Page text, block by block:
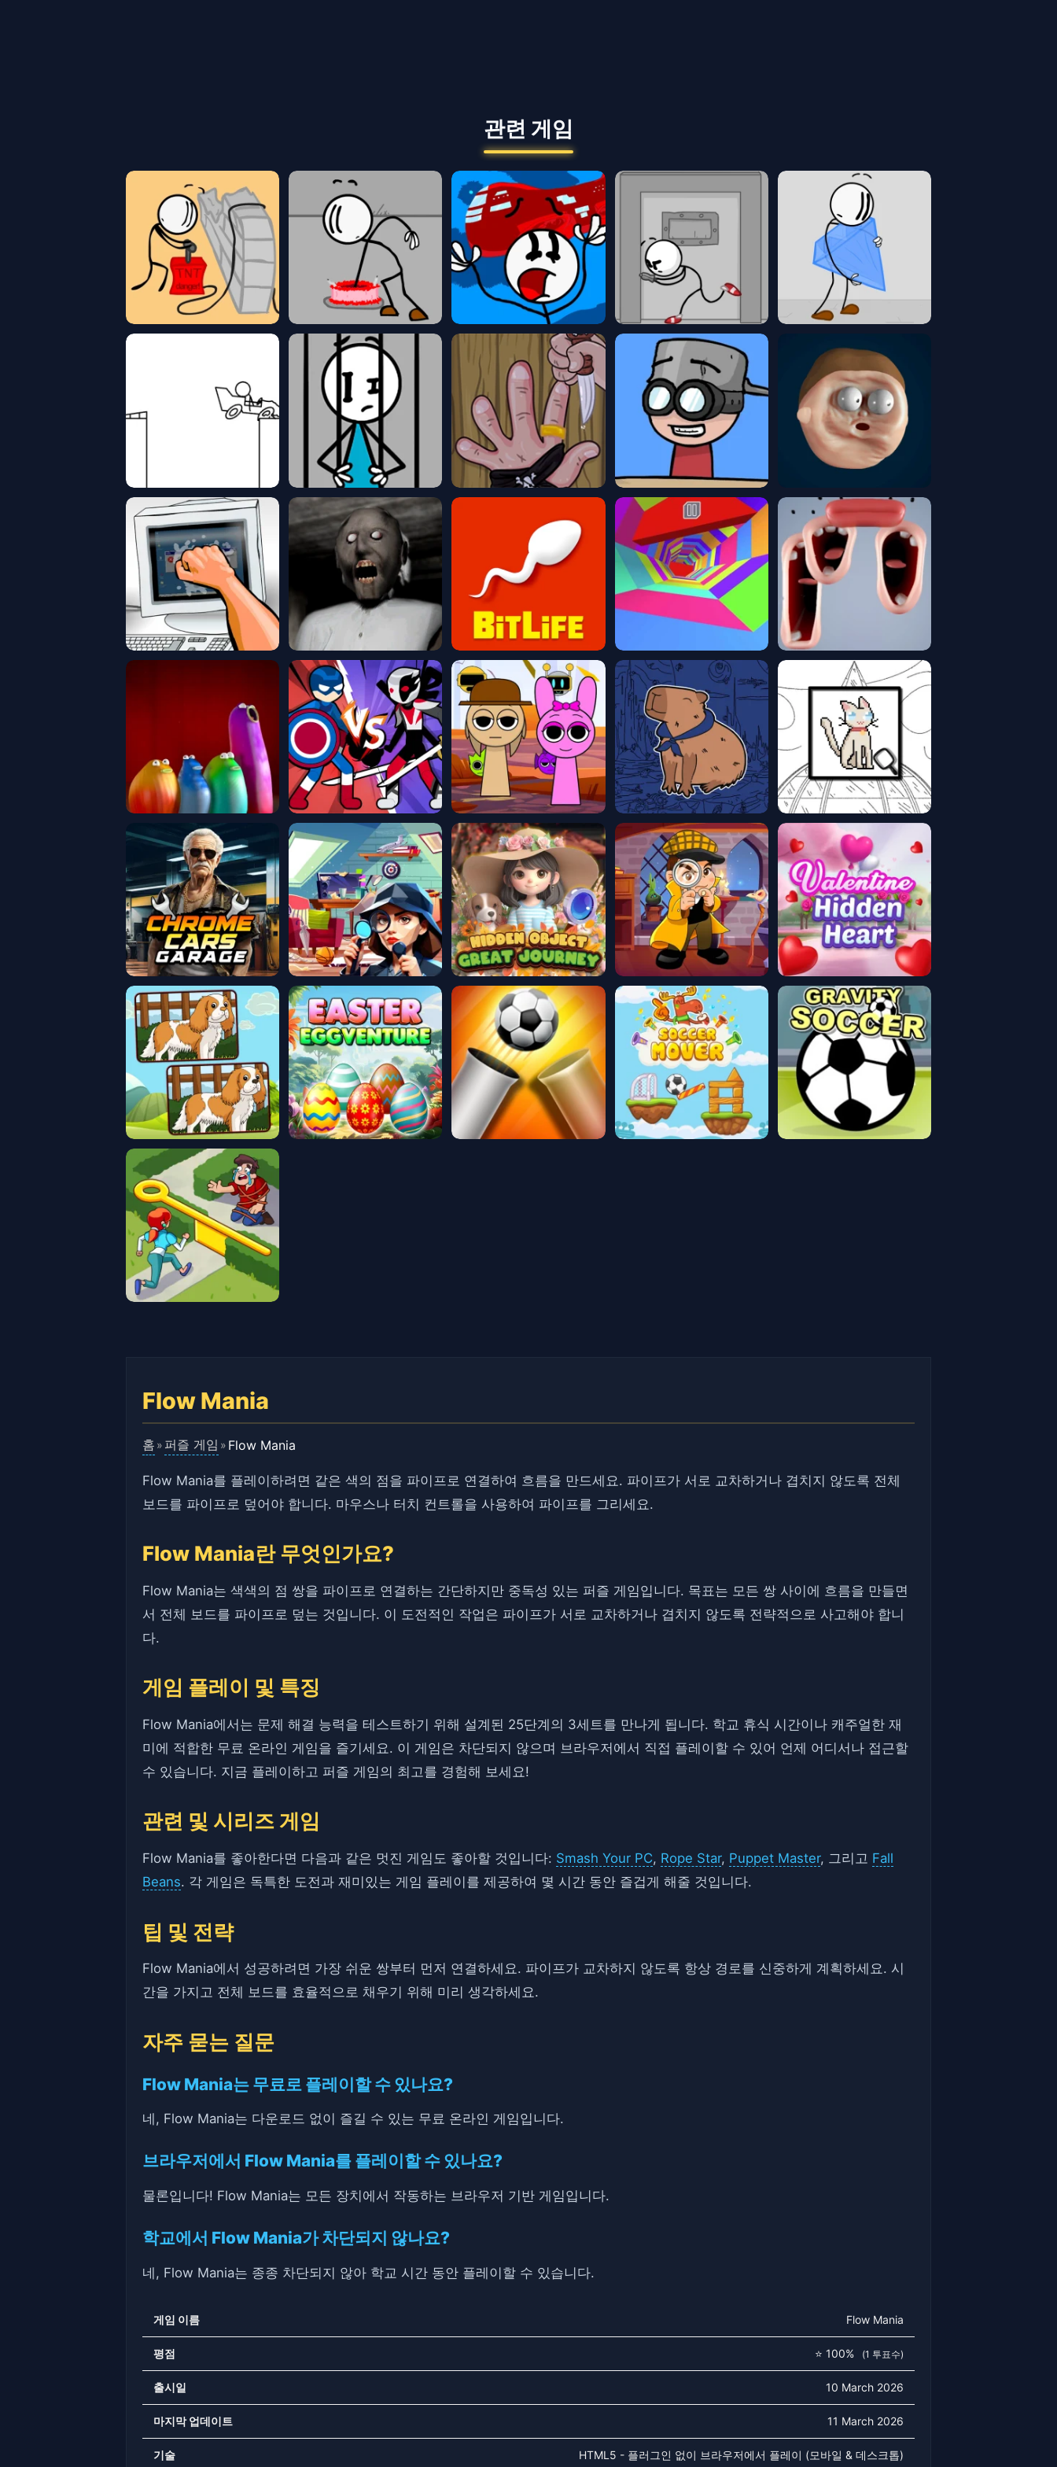
Flow Mania
홈 » 퍼즐 게임 » Flow Mania
Flow Mania를 플레이하려면 같은 색의 점을 파이프로 연결하여 흐름을 만드세요. 파이프가 서로 교차하거나 겹치지 않도록 전체
보드를 파이프로 덮어야 합니다. 마우스나 터치 컨트롤을 사용하여 파이프를 그리세요.
Flow Mania란 무엇인가요?
Flow Mania는 색색의 점 쌍을 파이프로 연결하는 간단하지만 중독성 있는 퍼즐 게임입니다. 목표는 모든 쌍 사이에 흐름을 만들면
서 전체 보드를 파이프로 덮는 것입니다. 이 도전적인 작업은 파이프가 서로 교차하거나 겹치지 않도록 전략적으로 사고해야 합니
다.
게임 플레이 및 특징
Flow Mania에서는 문제 해결 능력을 테스트하기 위해 설계된 25단계의 3세트를 만나게 됩니다. 학교 휴식 시간이나 캐주얼한 재
미에 적합한 무료 온라인 게임을 즐기세요. 이 게임은 차단되지 않으며 브라우저에서 직접 플레이할 수 있어 언제 어디서나 접근할
수 있습니다. 지금 플레이하고 퍼즐 게임의 최고를 경험해 보세요!
관련 및 시리즈 게임
Flow Mania를 좋아한다면 다음과 같은 멋진 게임도 좋아할 것입니다: Smash Your PC, Rope Star, Puppet Master, 그리고 Fall
Beans. 각 게임은 독특한 도전과 재미있는 게임 플레이를 제공하여 몇 시간 동안 즐겁게 해줄 것입니다.
팁 및 전략
Flow Mania에서 성공하려면 가장 쉬운 쌍부터 먼저 연결하세요. 파이프가 교차하지 않도록 항상 경로를 신중하게 계획하세요. 시
간을 가지고 전체 보드를 효율적으로 채우기 위해 미리 생각하세요.
자주 묻는 질문
Flow Mania는 무료로 플레이할 수 있나요?
네, Flow Mania는 다운로드 없이 즐길 수 있는 무료 온라인 게임입니다.
브라우저에서 Flow Mania를 플레이할 수 있나요?
물론입니다! Flow Mania는 모든 장치에서 작동하는 브라우저 기반 게임입니다.
학교에서 Flow Mania가 차단되지 않나요?
네, Flow Mania는 종종 차단되지 않아 학교 시간 동안 플레이할 수 있습니다.
게임 이름 Flow Mania
평점 ⭐ 100% (1 투표수)
출시일 10 March 2026
마지막 업데이트 11 March 2026
기술 HTML5 - 플러그인 없이 브라우저에서 플레이 (모바일 & 데스크톱)
관련 게임